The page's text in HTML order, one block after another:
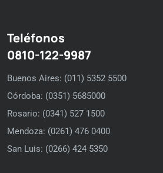
Teléfonos
0810-122-9987
Buenos Aires: (011) 5352 5500
Córdoba: (0351) 5685000
Rosario: (0341) 527 1500
Mendoza: (0261) 476 0400
San Luis: (0266) 424 5350